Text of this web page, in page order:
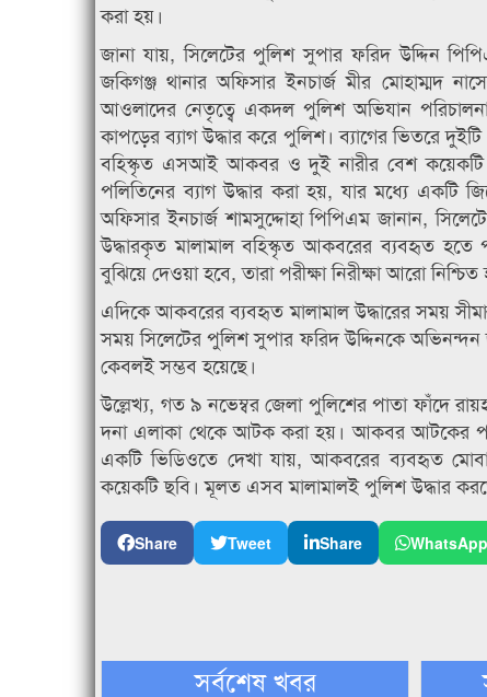
করা হয়।
জানা যায়, সিলেটের পুলিশ সুপার ফরিদ উদ্দিন
জকিগঞ্জ থানার অফিসার ইনচার্জ মীর মোহাম্মদ
আওলাদের নেতৃত্বে একদল পুলিশ অভিযান
কাপড়ের ব্যাগ উদ্ধার করে পুলিশ। ব্যাগের ভিতরে
বহিস্কৃত এসআই আকবর ও দুই নারীর বেশ কয়েকটি
পলিতিনের ব্যাগ উদ্ধার করা হয়, যার মধ্যে একটি
অফিসার ইনচার্জ শামসুদ্দোহা পিপিএম জানান,
উদ্ধারকৃত মালামাল বহিস্কৃত আকবরের ব্যবহৃত হতে
বুঝিয়ে দেওয়া হবে, তারা পরীক্ষা নিরীক্ষা আরো নিশ্চিত
এদিকে আকবরের ব্যবহৃত মালামাল উদ্ধারের সময়
সময় সিলেটের পুলিশ সুপার ফরিদ উদ্দিনকে অভিনন্দন
কেবলই সম্ভব হয়েছে।
উল্লেখ্য, গত ৯ নভেম্বর জেলা পুলিশের পাতা ফাঁদে
দনা এলাকা থেকে আটক করা হয়। আকবর আটকের পর
একটি ভিডিওতে দেখা যায়, আকবরের ব্যবহৃত
কয়েকটি ছবি। মূলত এসব মালামালই পুলিশ উদ্ধার
Share Tweet Share WhatsApp
সর্বশেষ খবর